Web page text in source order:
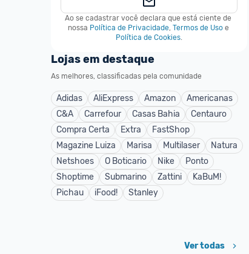
Ao se cadastrar você declara que está ciente de
nossa Política de Privacidade, Termos de Uso e
Política de Cookies.
Lojas em destaque
As melhores, classificadas pela comunidade
Adidas AliExpress Amazon
Americanas
C&A
Carrefour Casas Bahia
Centauro
Compra Certa
Extra
FastShop
Magazine Luiza
Marisa Multilaser
Natura
Netshoes
O Boticario Nike
Ponto
Shoptime
Submarino Zattini
KaBuM!
Pichau
iFood! Stanley
Ver todas